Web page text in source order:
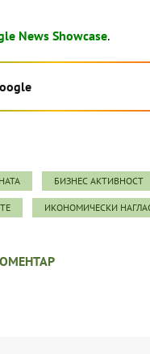
News Showcase.
БИЗНЕС АКТИВНОСТ
ИКОНОМИЧЕСКИ